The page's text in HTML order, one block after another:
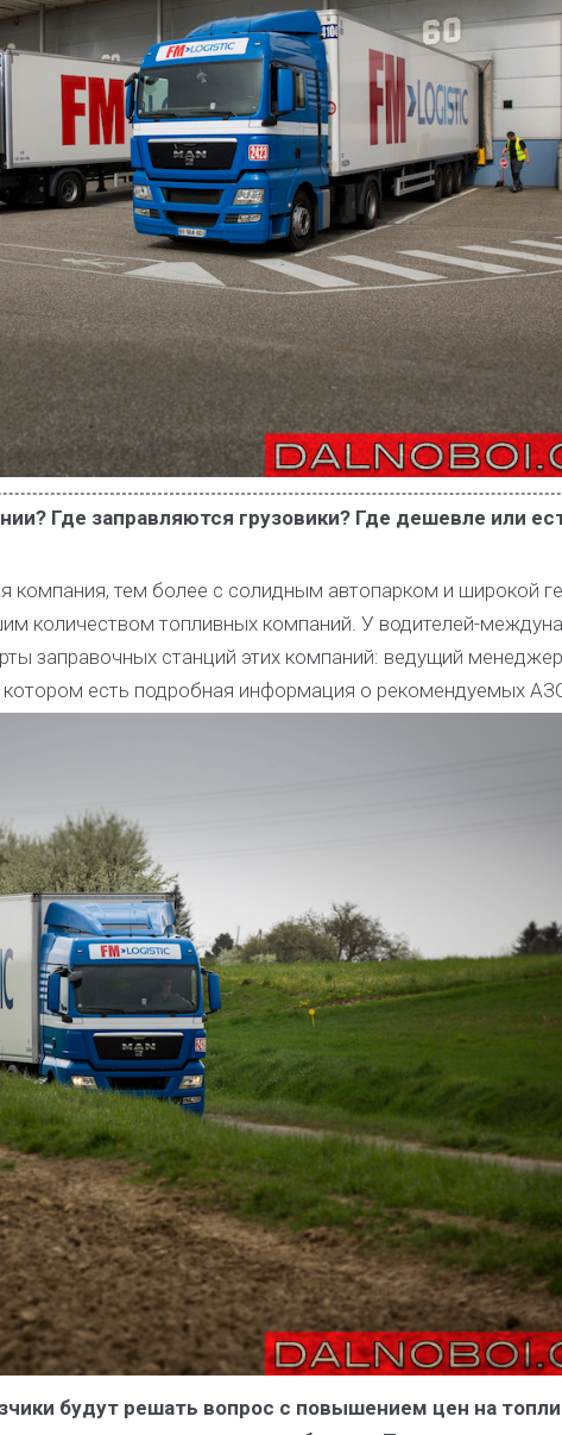
Где заправляются грузовики? Где дешевле или
компания, тем более с солидным автопарком и широкой
количеством топливных компаний. У водителей-
заправочных станций этих компаний: ведущий
котором есть подробная информация о рекомендуемых
будут решать вопрос с повышением цен на